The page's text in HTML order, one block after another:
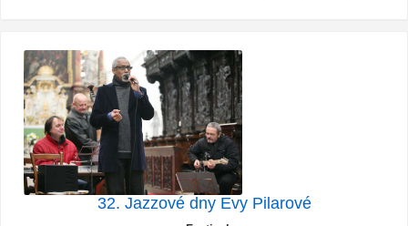
32. Jazzové dny Evy Pilarové